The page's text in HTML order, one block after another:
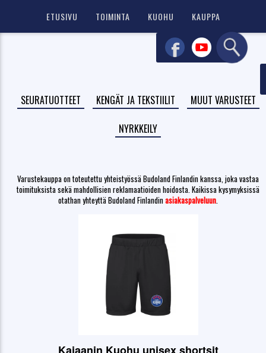
ETUSIVU TOIMINTA KUOHU KAUPPA
Varustekauppa on toteutettu yhteistyössä Budoland Finlandin kanssa, joka vastaa
toimituksista sekä mahdollisien reklamaatioiden hoidosta. Kaikissa kysymyksissä
otathan yhteyttä Budoland Finlandinasiakaspalveluun.